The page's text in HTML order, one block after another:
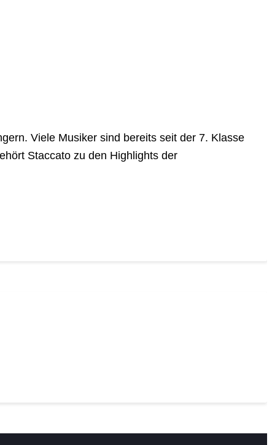
Viele Musiker sind bereits seit der 7. Klasse
Staccato zu den Highlights der